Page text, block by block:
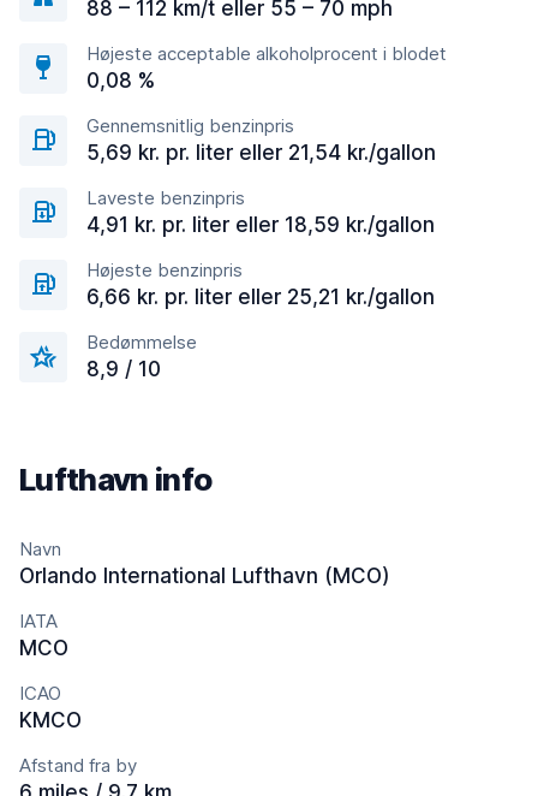
88 – 112 km/t eller 55 – 70 mph
Højeste acceptable alkoholprocent i blodet
0,08 %
Gennemsnitlig benzinpris
5,69 kr. pr. liter eller 21,54 kr./gallon
Laveste benzinpris
4,91 kr. pr. liter eller 18,59 kr./gallon
Højeste benzinpris
6,66 kr. pr. liter eller 25,21 kr./gallon
Bedømmelse
8,9 / 10
Lufthavn info
Navn
Orlando International Lufthavn (MCO)
IATA
MCO
ICAO
KMCO
Afstand fra by